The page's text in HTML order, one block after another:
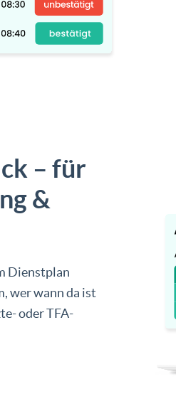
– für
&
Dienstplan
wer wann da ist
oder TFA-